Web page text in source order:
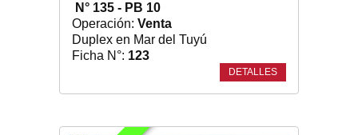
N° 135 - PB 10
Operación: Venta
Duplex en Mar del Tuyú
Ficha N°: 123
DETALLES